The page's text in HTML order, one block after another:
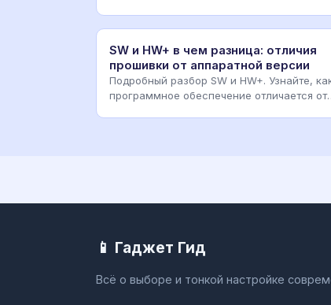
SW и HW+ в чем разница: отличия
прошивки от аппаратной версии
Подробный разбор SW и HW+. Узнайте,
программное обеспечение отличается от
📱 Гаджет Гид
Всё о выборе и тонкой настройке